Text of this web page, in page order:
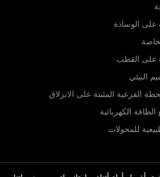
الوسادة
على القطب
البيئي
الفرعية المثبتة على الانزلاق
الطاقة الكهربائية
للمحولات